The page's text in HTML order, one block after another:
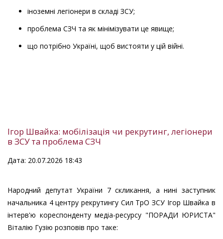
іноземні легіонери в складі ЗСУ;
проблема СЗЧ та як мінімізувати це явище;
що потрібно Україні, щоб вистояти у цій війні.
Ігор Швайка: мобілізація чи рекрутинг, легіонери
в ЗСУ та проблема СЗЧ
Дата: 20.07.2026 18:43
Народний депутат України 7 скликання, а нині заступник
начальника 4 центру рекрутингу Сил ТрО ЗСУ Ігор Швайка в
інтерв'ю кореспонденту медіа-ресурсу "ПОРАДИ ЮРИСТА"
Віталію Гузію розповів про таке: